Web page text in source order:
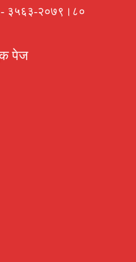
३५६३-२०७९।८०
पेज